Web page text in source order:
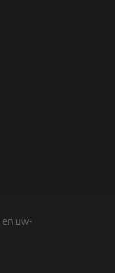
en uw-